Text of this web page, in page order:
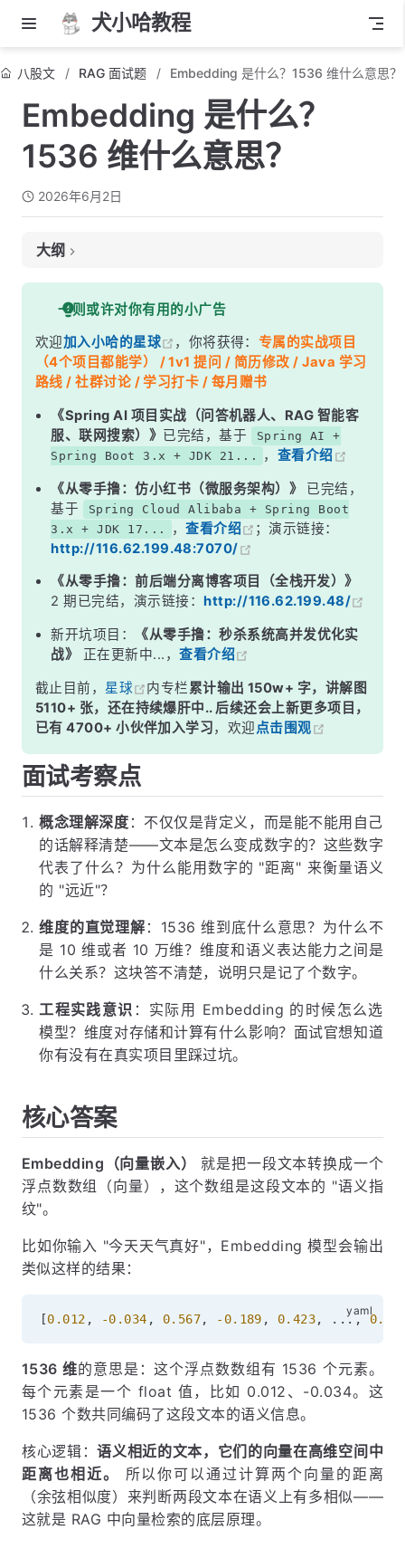
犬小哈教程
八股文 RAG 面试题 Embedding 是什么？1536 维什么意思？
Embedding 是什么？
1536 维什么意思？
2026年6月2日
大纲
面试考察点
核心答案
深度解析
一、从文本到向量——到底发生了什么？
二、1536 维——为什么是这个数字？
三、语义相似度怎么算？
五、常见误区
六、Embedding 模型怎么选？
常见面试变体
记忆口诀
总结
一则或许对你有用的小广告
欢迎加入小哈的星球 ，你将获得： 专属的实战项目
（4个项目都能学） / 1v1 提问 / 简历修改 / Java 学习
路线 / 社群讨论 / 学习打卡 / 每月赠书
《Spring AI 项目实战（问答机器人、RAG 智能客
服、联网搜索）》 已完结，基于
Spring AI +
Spring Boot 3.x + JDK 21...
， 查看介绍
《从零手撸：仿小红书（微服务架构）》
已完结，
基于
Spring Cloud Alibaba + Spring Boot
3.x + JDK 17...
，查看介绍
；演示链接：
http://116.62.199.48:7070/
《从零手撸：前后端分离博客项目（全栈开发）》
2 期已完结，演示链接： http://116.62.199.48/
新开坑项目：
《从零手撸：秒杀系统高并发优化实
战》
正在更新中...，查看介绍
截止目前， 星球 内专栏累计输出 150w+ 字，讲解图
5110+ 张，还在持续爆肝中.. 后续还会上新更多项目，
已有 4700+ 小伙伴加入学习，欢迎点击围观
面试考察点
概念理解深度 ：不仅仅是背定义，而是能不能用自己
的话解释清楚——文本是怎么变成数字的？这些数字
代表了什么？为什么能用数字的 "距离" 来衡量语义
的 "远近"？
维度的直觉理解 ：1536 维到底什么意思？为什么不
是 10 维或者 10 万维？维度和语义表达能力之间是
什么关系？这块答不清楚，说明只是记了个数字。
工程实践意识 ：实际用 Embedding 的时候怎么选
模型？维度对存储和计算有什么影响？面试官想知道
你有没有在真实项目里踩过坑。
核心答案
Embedding（向量嵌入）
就是把一段文本转换成一个
浮点数数组（向量），这个数组是这段文本的 "语义指
纹"。
比如你输入 "今天天气真好"，Embedding 模型会输出
类似这样的结果：
[0.012 , -0.034 , 0.567, -0.189 , 0.423, ... ,
1536 维的意思是：这个浮点数数组有 1536 个元素。
每个元素是一个 float 值，比如 0.012、-0.034。这
1536 个数共同编码了这段文本的语义信息。
核心逻辑：语义相近的文本，它们的向量在高维空间中
距离也相近。
所以你可以通过计算两个向量的距离
（余弦相似度）来判断两段文本在语义上有多相似——
这就是 RAG 中向量检索的底层原理。